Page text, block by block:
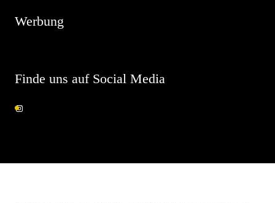
Werbung
Finde uns auf Social Media